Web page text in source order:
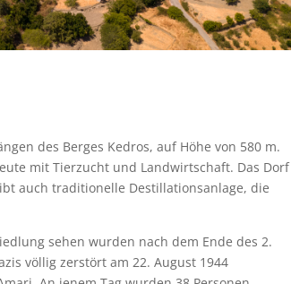
des Berges Kedros, auf Höhe von 580 m.
mit Tierzucht und Landwirtschaft. Das Dorf
auch traditionelle Destillationsanlage, die
sehen wurden nach dem Ende des 2.
völlig zerstört am 22. August 1944